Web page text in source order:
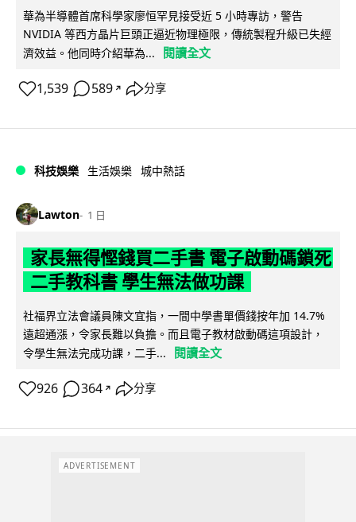
華為半導體首席科學家廖恒罕見接受近 5 小時專訪，警告
NVIDIA 等西方晶片巨頭正逼近物理極限，傳統製程升級已失經
濟效益。他同時介紹華為...
閱讀全文
1,539 589 ↗ 分享
科技娛樂 生活娛樂 城中熱話
Lawton 1 日
家長無得慳錢買二手書 電子啟動碼鎖死
二手教科書 學生無法做功課
社福界立法會議員陳文宜指，一間中學書單價錢按年加 14.7%
遠超通漲，令家長難以負擔。而且電子教材啟動碼這項設計，
令學生無法完成功課，二手...
閱讀全文
926 364 ↗ 分享
ADVERTISEMENT